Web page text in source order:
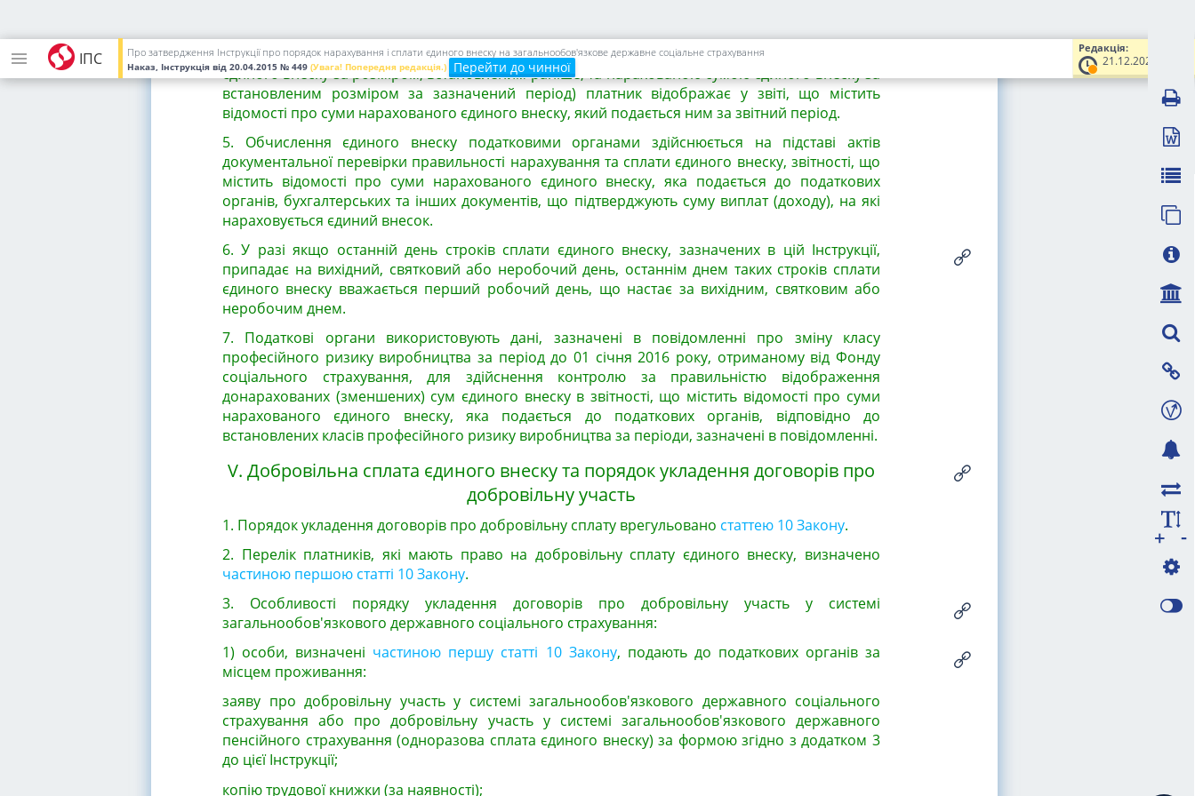
ІПС
Редакція:
21.12.2020
Про затвердження Інструкції про порядок нарахування і сплати єдиного внеску на загальнообов'язкове державне соціальне страхування
Наказ, Інструкція від 20.04.2015 № 449 (Увага! Попередня редакція.) Перейти до чинної
Самостійно обчислену суму в результаті перерахунку (різниця між нарахованою сумою
єдиного внеску за розміром, встановленим раніше, та нарахованою сумою єдиного внеску за
встановленим розміром за зазначений період) платник відображає у звіті, що містить
відомості про суми нарахованого єдиного внеску, який подається ним за звітний період.
5.
Обчислення єдиного внеску податковими органами здійснюється на підставі актів
документальної перевірки правильності нарахування та сплати єдиного внеску, звітності, що
містить відомості про суми нарахованого єдиного внеску, яка подається до податкових
органів, бухгалтерських та інших документів, що підтверджують суму виплат (доходу), на які
нараховується єдиний внесок.
6. У разі якщо останній день строків сплати єдиного внеску, зазначених в цій Інструкції,
припадає на вихідний, святковий або неробочий день, останнім днем таких строків сплати
єдиного внеску вважається перший робочий день, що настає за вихідним, святковим або
неробочим днем.
7. Податкові органи використовують дані, зазначені в повідомленні про зміну класу
професійного ризику виробництва за період до 01 січня 2016 року, отриманому від Фонду
соціального страхування, для здійснення контролю за правильністю відображення
донарахованих (зменшених) сум єдиного внеску в звітності, що містить відомості про суми
нарахованого єдиного внеску, яка подається до податкових органів, відповідно до
встановлених класів професійного ризику виробництва за періоди, зазначені в повідомленні.
V. Добровільна сплата єдиного внеску та порядок укладення договорів про
добровільну участь
1. Порядок укладення договорів про добровільну сплату врегульовано статтею 10 Закону.
2. Перелік платників, які мають право на добровільну сплату єдиного внеску, визначено
частиною першою статті 10 Закону.
3. Особливості порядку укладення договорів про добровільну участь у системі
загальнообов'язкового державного соціального страхування:
1) особи, визначені частиною першу статті 10 Закону, подають до податкових органів за
місцем проживання:
заяву про добровільну участь у системі загальнообов'язкового державного соціального
страхування або про добровільну участь у системі загальнообов'язкового державного
пенсійного страхування (одноразова сплата єдиного внеску) за формою згідно з додатком 3
до цієї Інструкції;
копію трудової книжки (за наявності);
-
+